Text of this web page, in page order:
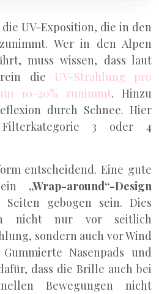
UV-Exposition, die in den
Wer in den Alpen
muss wissen, dass laut
die UV-Strahlung pro
10-20% zunimmt. Hinzu
durch Schnee. Hier
3 oder 4
entscheidend. Eine gute
„Wrap-around“-Design
gebogen sein. Dies
nicht nur vor seitlich
sondern auch vor Wind
Nasenpads und
dass die Brille auch bei
Bewegungen nicht